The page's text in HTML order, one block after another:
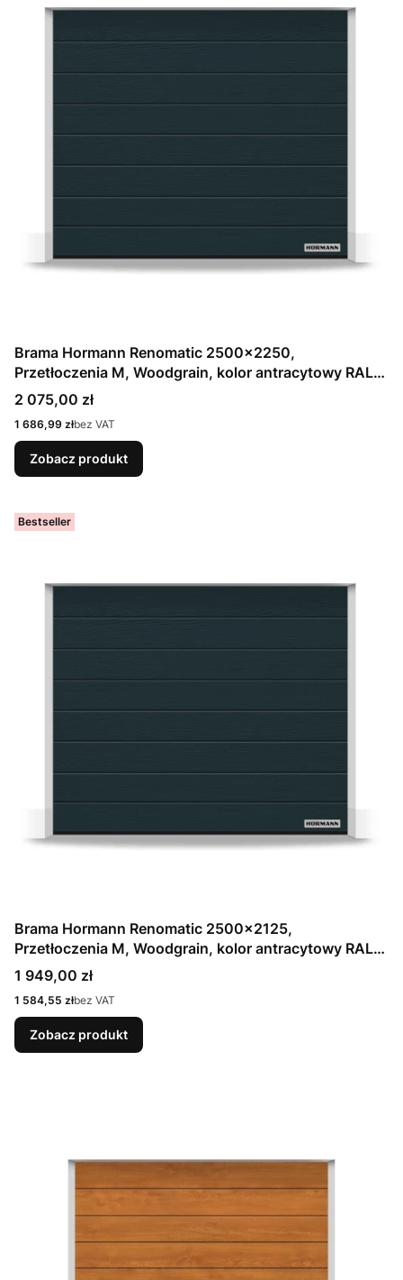
Brama Hormann Renomatic 2500x2250,
Przetłoczenia M, Woodgrain, kolor antracytowy RAL
7016 / OCYNK + Prowadzenie Z
Cena
2 075,00 zł
Cena
1 686,99 złbez VAT
Zobacz produkt
Bestseller
Brama Hormann Renomatic 2500x2125,
Przetłoczenia M, Woodgrain, kolor antracytowy RAL
7016 / OCYNK + Prowadzenie Z
Cena
1 949,00 zł
Cena
1 584,55 złbez VAT
Zobacz produkt